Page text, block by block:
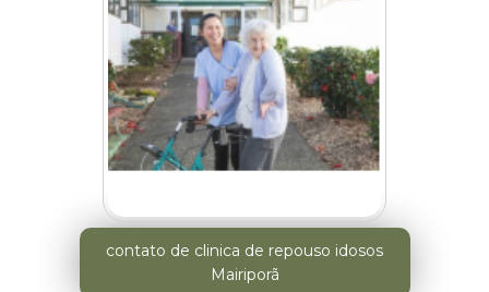
contato de clinica de repouso idosos
Mairiporã